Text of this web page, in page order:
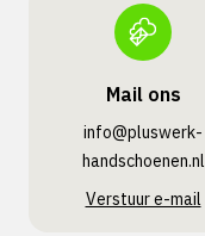
Mail ons
info@pluswerk­
handschoenen.nl
Verstuur e-mail